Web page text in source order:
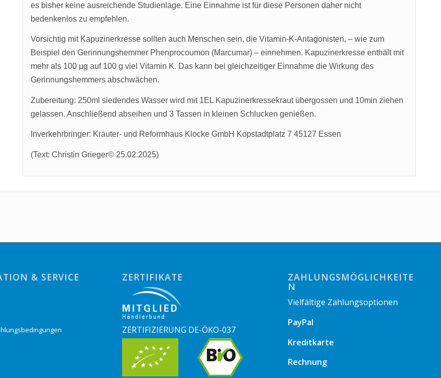
es bisher keine ausreichende Studienlage. Eine Einnahme ist für diese Personen daher nicht
bedenkenlos zu empfehlen.
Vorsichtig mit Kapuzinerkresse sollten auch Menschen sein, die Vitamin-K-Antagonisten, – wie zum
Beispiel den Gerinnungshemmer Phenprocoumon (Marcumar) – einnehmen. Kapuzinerkresse enthält mit
mehr als 100 μg auf 100 g viel Vitamin K. Das kann bei gleichzeitiger Einnahme die Wirkung des
Gerinnungshemmers abschwächen.
Zubereitung: 250ml siedendes Wasser wird mit 1EL Kapuzinerkressekraut übergossen und 10min ziehen
gelassen. Anschließend abseihen und 3 Tassen in kleinen Schlucken genießen.
Inverkehrbringer: Kräuter- und Reformhaus Klocke GmbH Kopstadtplatz 7 45127 Essen
(Text: Christin Grieger© 25.02.2025)
& SERVICE ZERTIFIKATE
ZERTIFIZIERUNG DE-ÖKO-037
ZAHLUNGSMÖGLICHKEITE
N
Vielfältige Zahlungsoptionen
PayPal
Kreditkarte
Rechnung